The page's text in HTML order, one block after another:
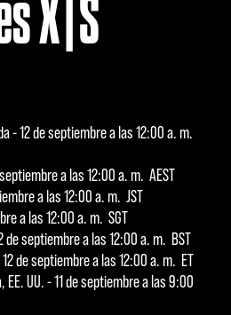
X|S
- 12 de septiembre a las 12:00 a. m.
a las 12:00 a. m. AEST
a las 12:00 a. m. JST
a las 12:00 a. m. SGT
de septiembre a las 12:00 a. m. BST
12 de septiembre a las 12:00 a. m. ET
UU. - 11 de septiembre a las 9:00